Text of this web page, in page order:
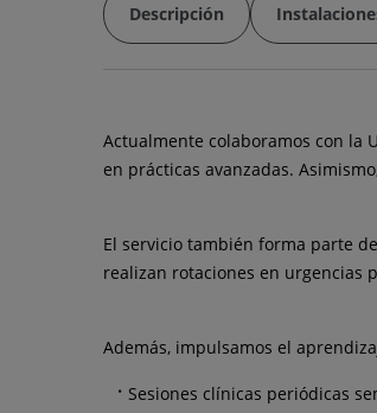
Descripción
Actualmente colaboramos con la
en prácticas avanzadas.
El servicio también forma parte
realizan rotaciones en urgencias
Además, impulsamos el
Sesiones clínicas periódicas